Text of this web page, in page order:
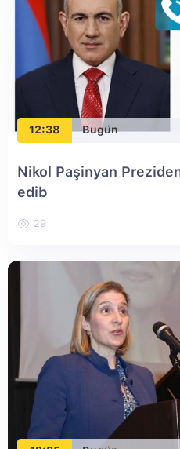
12:38 Bugün
Nikol Paşinyan
edib
29